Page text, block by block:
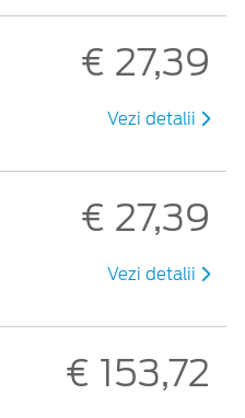
€ 27,39
Vezi detalii
€ 27,39
Vezi detalii
€ 153,72